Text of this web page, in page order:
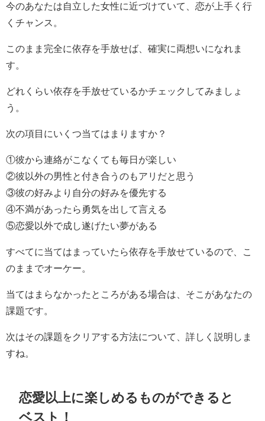
今のあなたは自立した女性に近づけていて、恋が上手く行
くチャンス。
このまま完全に依存を手放せば、確実に両想いになれま
す。
どれくらい依存を手放せているかチェックしてみましょ
う。
次の項目にいくつ当てはまりますか？
①彼から連絡がこなくても毎日が楽しい
②彼以外の男性と付き合うのもアリだと思う
③彼の好みより自分の好みを優先する
④不満があったら勇気を出して言える
⑤恋愛以外で成し遂げたい夢がある
すべてに当てはまっていたら依存を手放せているので、こ
のままでオーケー。
当てはまらなかったところがある場合は、そこがあなたの
課題です。
次はその課題をクリアする方法について、詳しく説明しま
すね。
恋愛以上に楽しめるものができると
ベスト！